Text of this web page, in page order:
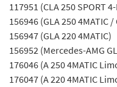
117951 (CLA 250 SPORT
156946 (GLA 250 4MATIC /
156947 (GLA 220 4MATIC)
156952 (Mercedes-AMG
176046 (A 250 4MATIC
176047 (A 220 4MATIC